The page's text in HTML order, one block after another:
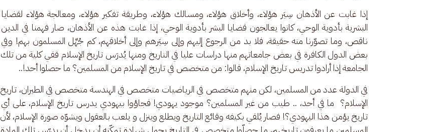
إذا غابت عن الأذهان سِيَر هؤلاء، وأخلاق هؤلاء، ومسالك هؤلاء، وطريقة تفكير هؤلاء، ومعالجة هؤلاء لقضايا
البشرية بأدوية الوحي، كانوا يعالجون قضايا البشر بأدوية الوحي، إذا غابت هذه عن الأذهان، صار فهمنا في الدين
ناقص، وما تصوّرنا منه حقيقة، فلا بد من الرجوع إليهم وإلى سِيَرهم وإلى أخلاقهم، كم جُهِّل المسلمون بهم! وفي
بعض الدول الكافرة في بعض جامعاتهم منها دراسات عليا في التاريخ ومنها يُدرَس تاريخ الإسلام ففي كلية من تلك
الجامعة إذا أرادوا تدريس تاريخ الإسلام، قالوا: من متخصص في تاريخ الإسلام من المسلمين؟ ما حصلوا أحد!..
في الدولة عدد من المسلمين، لكن منهم متخصص في الرياضيات متخصص في الهندسة متخصص في الطيران، تاريخ
الإسلام؟  ما في أحد، .. طيب من غير المسلمين؟ موجود يهودي! فجاؤوا بيهودي يدرس تاريخ الإسلام، على أي
تاريخ يؤمن هذا اليهودي؟! فصار يُلقي بكيفه وقائع التاريخ ويطلع وينزل و يلعب بالعقول ويشوّه صورة الإسلام، لأن